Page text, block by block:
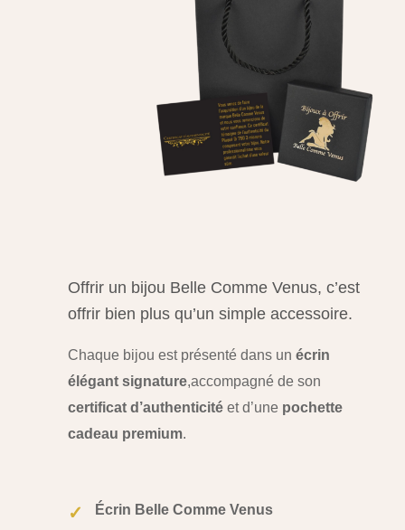
Offrir un bijou Belle Comme Venus, c’est
offrir bien plus qu’un simple accessoire.
Chaque bijou est présenté dans un écrin
élégant signature,accompagné de son
certificat d’authenticitéet d’une pochette
cadeau premium.
✓ Écrin Belle Comme Venus